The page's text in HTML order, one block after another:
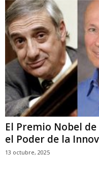
El Premio Nobel
el Poder de la
13 octubre, 2025